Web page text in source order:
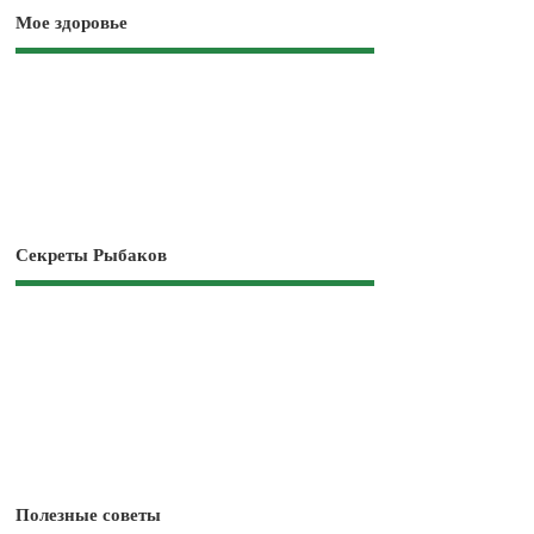
Мое здоровье
Секреты Рыбаков
Полезные советы